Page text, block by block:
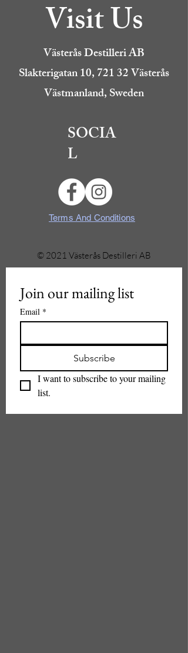
Visit Us
Västerås Destilleri AB
Slakterigatan 10, 721 32 Västerås
Västmanland, Sweden
SOCIA
L
Terms And Conditions
© 2021 Västerås Destilleri AB
Join our mailing list
Email *
Subscribe
I want to subscribe to your mailing
list.